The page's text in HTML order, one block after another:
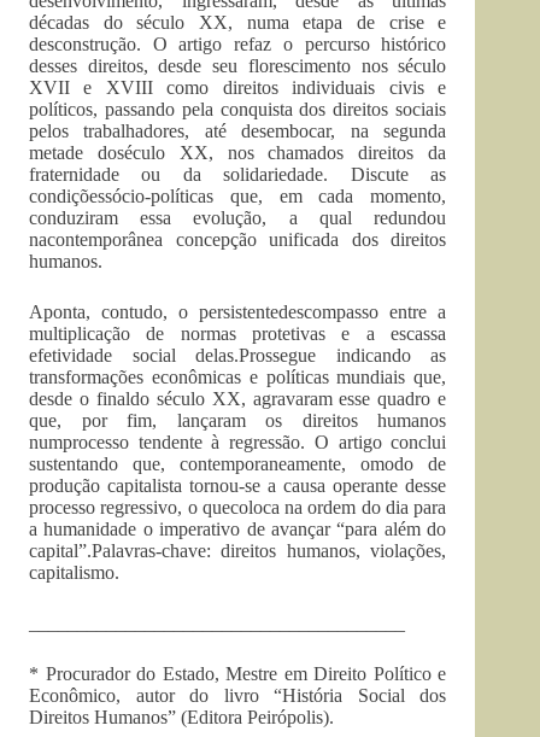
décadas do século XX, numa etapa de crise e
desconstrução. O artigo refaz o percurso histórico
desses direitos, desde seu florescimento nos século
XVII e XVIII como direitos individuais civis e
políticos, passando pela conquista dos direitos sociais
pelos trabalhadores, até desembocar, na segunda
metade doséculo XX, nos chamados direitos da
fraternidade ou da solidariedade. Discute as
condiçõessócio-políticas que, em cada momento,
conduziram essa evolução, a qual redundou
nacontemporânea concepção unificada dos direitos
humanos.
Aponta, contudo, o persistentedescompasso entre a
multiplicação de normas protetivas e a escassa
efetividade social delas.Prossegue indicando as
transformações econômicas e políticas mundiais que,
desde o finaldo século XX, agravaram esse quadro e
que, por fim, lançaram os direitos humanos
numprocesso tendente à regressão. O artigo conclui
sustentando que, contemporaneamente, omodo de
produção capitalista tornou-se a causa operante desse
processo regressivo, o quecoloca na ordem do dia para
a humanidade o imperativo de avançar “para além do
capital”.Palavras-chave: direitos humanos, violações,
capitalismo.
* Procurador do Estado, Mestre em Direito Político e
Econômico, autor do livro “História Social dos
Direitos Humanos” (Editora Peirópolis).